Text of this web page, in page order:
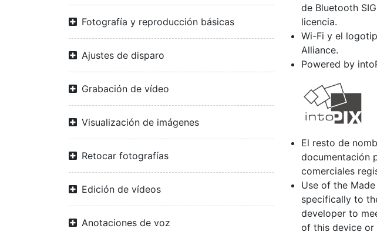
Fotografía y reproducción básicas
Ajustes de disparo
Grabación de vídeo
Visualización de imágenes
Retocar fotografías
Edición de vídeos
Anotaciones de voz
de Bluetooth
licencia.
Wi-Fi y el
Alliance.
Powered by
El resto de
documentación
comerciales
Use of the
specifically to
developer to
of this device or